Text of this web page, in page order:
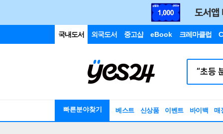
국내도서 외국도서 중고샵 eBook 크레마클럽
빠른분야찾기 베스트 신상품 이벤트 바이백 매